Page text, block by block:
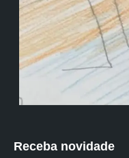
Receba novidade